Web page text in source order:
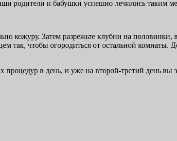
родители и бабушки успешно лечились таким
кожуру. Затем разрежьте клубни на
так, чтобы огородиться от остальной
процедур в день, и уже на второй-третий день вы